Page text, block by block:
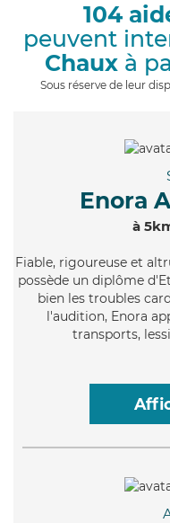
104
peuvent
Chaux à
Sous réserve de leur
Enora
à
Fiable, rigoureuse et
possède un diplôme
bien les troubles
l'audition, Enora
transports,